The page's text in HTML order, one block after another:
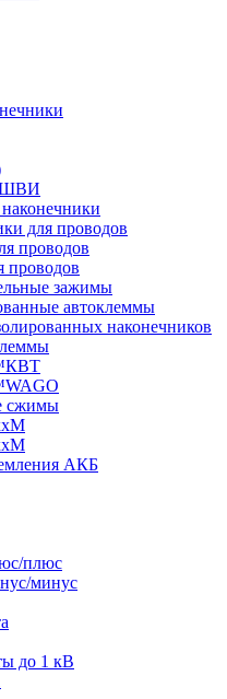
для проводов
проводов
проводов
зажимы
автоклеммы
наконечников
сжимы
АКБ
плюс
минус
до 1 кВ